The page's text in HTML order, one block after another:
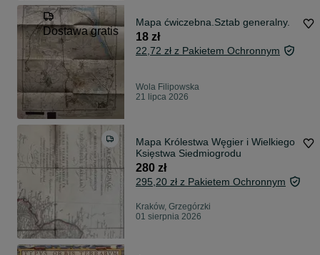
Dostawa gratis
Mapa ćwiczebna.Sztab generalny.
18 zł
22,72 zł z Pakietem Ochronnym
Wola Filipowska
21 lipca 2026
Mapa Królestwa Węgier i Wielkiego
Księstwa Siedmiogrodu
280 zł
295,20 zł z Pakietem Ochronnym
Kraków, Grzegórzki
01 sierpnia 2026